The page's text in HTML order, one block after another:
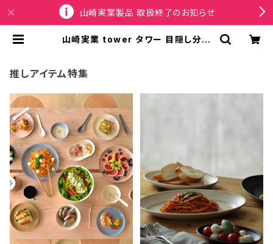
山崎実業製品 取扱終了のお知らせ
山崎実業 tower タワー 目隠し分別
推しアイテム特集